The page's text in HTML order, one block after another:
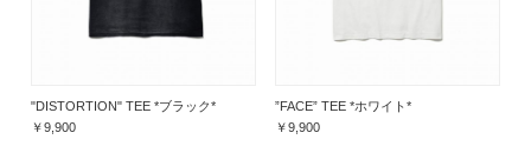
"DISTORTION" TEE *ブラック*
￥9,900
”FACE” TEE *ホワイト*
￥9,900